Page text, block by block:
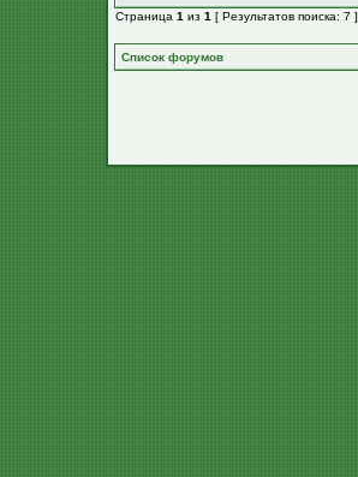
Страница 1 из 1 [ Результатов поиска: 7 ]
Список форумов